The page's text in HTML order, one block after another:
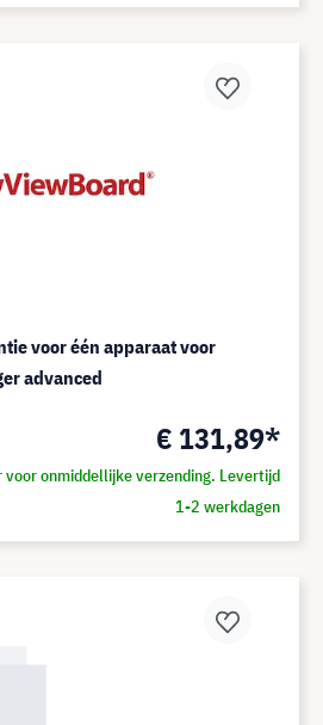
voor één apparaat voor
advanced
€ 131,89*
voor onmiddellijke verzending. Levertijd
1-2 werkdagen